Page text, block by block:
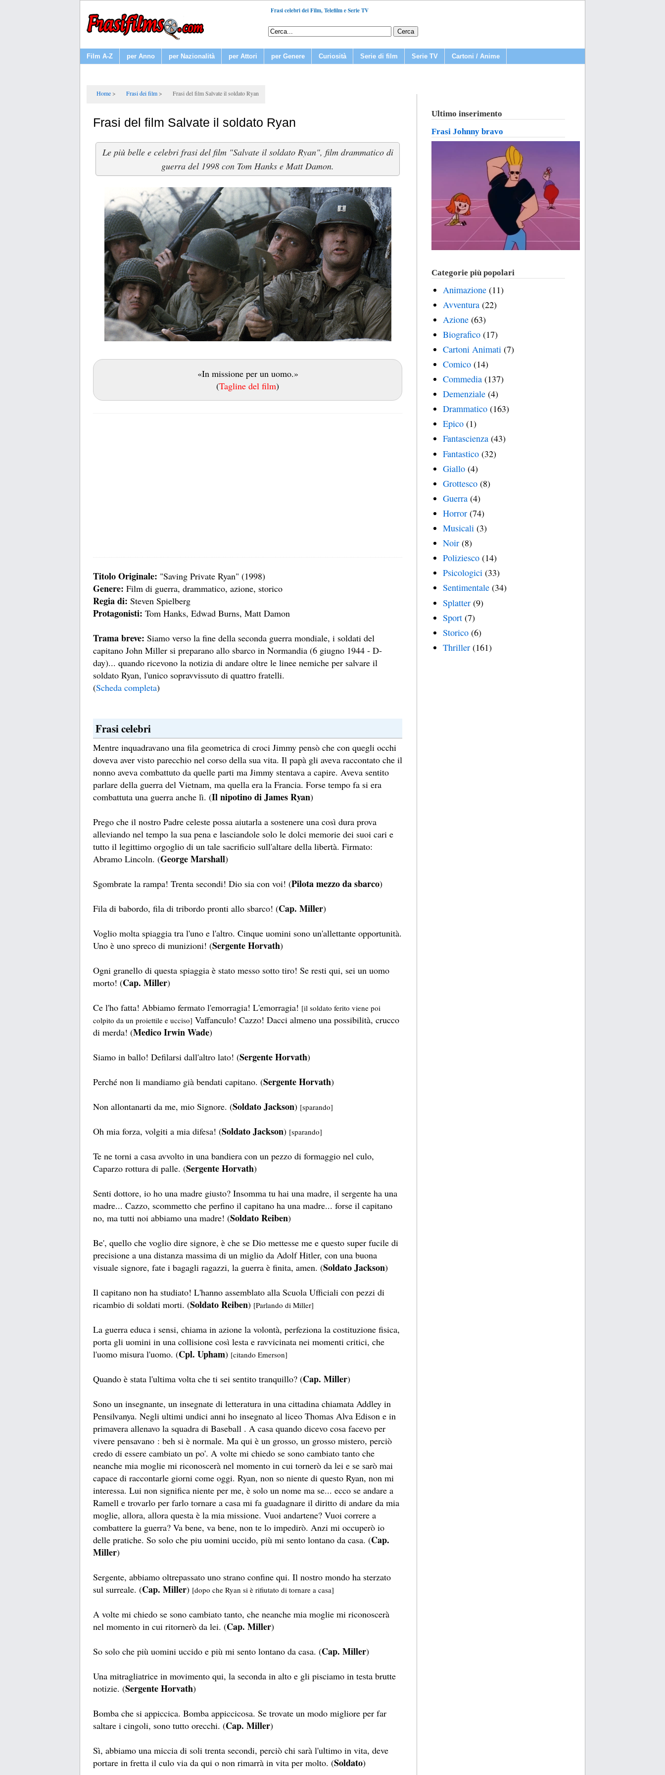
Frasi celebri dei Film, Telefilm e Serie TV
Film A-Z per Anno per Nazionalità per Attori per Genere Curiosità Serie di film Serie TV Cartoni / Anime
Home Frasi dei film Frasi del film Salvate il soldato Ryan
Frasi del film Salvate il soldato Ryan
Le più belle e celebri frasi del film "Salvate il soldato Ryan", film drammatico di
guerra del 1998 con Tom Hanks e Matt Damon.
«In missione per un uomo.»
(Tagline del film)
Titolo Originale: "Saving Private Ryan" (1998)
Genere: Film di guerra, drammatico, azione, storico
Regia di: Steven Spielberg
Protagonisti: Tom Hanks, Edwad Burns, Matt Damon
Trama breve: Siamo verso la fine della seconda guerra mondiale, i soldati del
capitano John Miller si preparano allo sbarco in Normandia (6 giugno 1944 - D-
day)... quando ricevono la notizia di andare oltre le linee nemiche per salvare il
soldato Ryan, l'unico sopravvissuto di quattro fratelli.
(Scheda completa)
Frasi celebri
Mentre inquadravano una fila geometrica di croci Jimmy pensò che con quegli occhi
doveva aver visto parecchio nel corso della sua vita. Il papà gli aveva raccontato che il
nonno aveva combattuto da quelle parti ma Jimmy stentava a capire. Aveva sentito
parlare della guerra del Vietnam, ma quella era la Francia. Forse tempo fa si era
combattuta una guerra anche lì. (Il nipotino di James Ryan)
Prego che il nostro Padre celeste possa aiutarla a sostenere una così dura prova
alleviando nel tempo la sua pena e lasciandole solo le dolci memorie dei suoi cari e
tutto il legittimo orgoglio di un tale sacrificio sull'altare della libertà. Firmato:
Abramo Lincoln. (George Marshall)
Sgombrate la rampa! Trenta secondi! Dio sia con voi! (Pilota mezzo da sbarco)
Fila di babordo, fila di tribordo pronti allo sbarco! (Cap. Miller)
Voglio molta spiaggia tra l'uno e l'altro. Cinque uomini sono un'allettante opportunità.
Uno è uno spreco di munizioni! (Sergente Horvath)
Ogni granello di questa spiaggia è stato messo sotto tiro! Se resti qui, sei un uomo
morto! (Cap. Miller)
Ce l'ho fatta! Abbiamo fermato l'emorragia! L'emorragia! [il soldato ferito viene poi
colpito da un proiettile e ucciso] Vaffanculo! Cazzo! Dacci almeno una possibilità, crucco
di merda! (Medico Irwin Wade)
Siamo in ballo! Defilarsi dall'altro lato! (Sergente Horvath)
Perché non li mandiamo già bendati capitano. (Sergente Horvath)
Non allontanarti da me, mio Signore. (Soldato Jackson) [sparando]
Oh mia forza, volgiti a mia difesa! (Soldato Jackson) [sparando]
Te ne torni a casa avvolto in una bandiera con un pezzo di formaggio nel culo,
Caparzo rottura di palle. (Sergente Horvath)
Senti dottore, io ho una madre giusto? Insomma tu hai una madre, il sergente ha una
madre... Cazzo, scommetto che perfino il capitano ha una madre... forse il capitano
no, ma tutti noi abbiamo una madre! (Soldato Reiben)
Be', quello che voglio dire signore, è che se Dio mettesse me e questo super fucile di
precisione a una distanza massima di un miglio da Adolf Hitler, con una buona
visuale signore, fate i bagagli ragazzi, la guerra è finita, amen. (Soldato Jackson)
Il capitano non ha studiato! L'hanno assemblato alla Scuola Ufficiali con pezzi di
ricambio di soldati morti. (Soldato Reiben) [Parlando di Miller]
La guerra educa i sensi, chiama in azione la volontà, perfeziona la costituzione fisica,
porta gli uomini in una collisione così lesta e ravvicinata nei momenti critici, che
l'uomo misura l'uomo. (Cpl. Upham) [citando Emerson]
Quando è stata l'ultima volta che ti sei sentito tranquillo? (Cap. Miller)
Sono un insegnante, un insegnate di letteratura in una cittadina chiamata Addley in
Pensilvanya. Negli ultimi undici anni ho insegnato al liceo Thomas Alva Edison e in
primavera allenavo la squadra di Baseball . A casa quando dicevo cosa facevo per
vivere pensavano : beh si è normale. Ma qui è un grosso, un grosso mistero, perciò
credo di essere cambiato un po'. A volte mi chiedo se sono cambiato tanto che
neanche mia moglie mi riconoscerà nel momento in cui tornerò da lei e se sarò mai
capace di raccontarle giorni come oggi. Ryan, non so niente di questo Ryan, non mi
interessa. Lui non significa niente per me, è solo un nome ma se... ecco se andare a
Ramell e trovarlo per farlo tornare a casa mi fa guadagnare il diritto di andare da mia
moglie, allora, allora questa è la mia missione. Vuoi andartene? Vuoi correre a
combattere la guerra? Va bene, va bene, non te lo impedirò. Anzi mi occuperò io
delle pratiche. So solo che piu uomini uccido, più mi sento lontano da casa. (Cap.
Miller)
Sergente, abbiamo oltrepassato uno strano confine qui. Il nostro mondo ha sterzato
sul surreale. (Cap. Miller) [dopo che Ryan si è rifiutato di tornare a casa]
A volte mi chiedo se sono cambiato tanto, che neanche mia moglie mi riconoscerà
nel momento in cui ritornerò da lei. (Cap. Miller)
So solo che più uomini uccido e più mi sento lontano da casa. (Cap. Miller)
Una mitragliatrice in movimento qui, la seconda in alto e gli pisciamo in testa brutte
notizie. (Sergente Horvath)
Bomba che si appiccica. Bomba appiccicosa. Se trovate un modo migliore per far
saltare i cingoli, sono tutto orecchi. (Cap. Miller)
Sì, abbiamo una miccia di soli trenta secondi, perciò chi sarà l'ultimo in vita, deve
portare in fretta il culo via da qui o non rimarrà in vita per molto. (Soldato)
Ultimo inserimento
Frasi Johnny bravo
Categorie più popolari
Animazione (11)
Avventura (22)
Azione (63)
Biografico (17)
Cartoni Animati (7)
Comico (14)
Commedia (137)
Demenziale (4)
Drammatico (163)
Epico (1)
Fantascienza (43)
Fantastico (32)
Giallo (4)
Grottesco (8)
Guerra (4)
Horror (74)
Musicali (3)
Noir (8)
Poliziesco (14)
Psicologici (33)
Sentimentale (34)
Splatter (9)
Sport (7)
Storico (6)
Thriller (161)